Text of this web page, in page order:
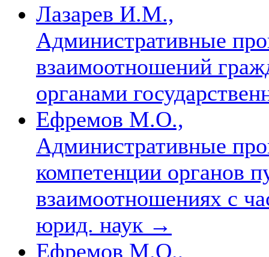
Лазарев И.М.,
Административные
взаимоотношений
органами
Ефремов М.О.,
Административные
компетенции органов
взаимоотношениях с
юрид. наук →
Ефремов М.О.,